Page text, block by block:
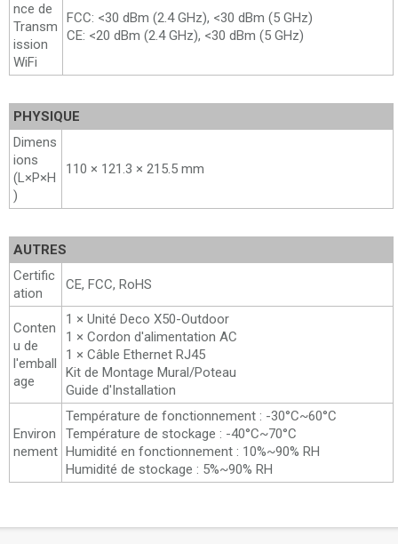
nce de
Transm
ission
WiFi
FCC: <30 dBm (2.4 GHz), <30 dBm (5 GHz)
CE: <20 dBm (2.4 GHz), <30 dBm (5 GHz)
PHYSIQUE
Dimens
ions
(L×P×H
)
110 × 121.3 × 215.5 mm
AUTRES
Certific
ation
CE, FCC, RoHS
Conten
u de
l'emball
age
1 × Unité Deco X50-Outdoor
1 × Cordon d'alimentation AC
1 × Câble Ethernet RJ45
Kit de Montage Mural/Poteau
Guide d'Installation
Environ
nement
Température de fonctionnement : -30°C~60°C
Température de stockage : -40°C~70°C
Humidité en fonctionnement : 10%~90% RH
Humidité de stockage : 5%~90% RH